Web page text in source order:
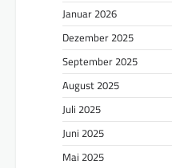
Januar 2026
Dezember 2025
September 2025
August 2025
Juli 2025
Juni 2025
Mai 2025